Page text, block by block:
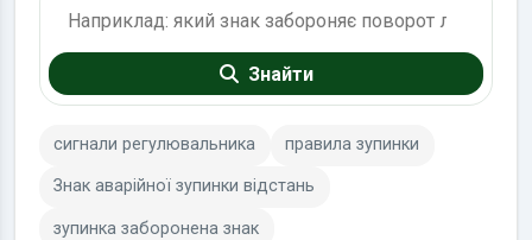
Знайти
сигнали регулювальника правила зупинки
Знак аварійної зупинки відстань
зупинка заборонена знак